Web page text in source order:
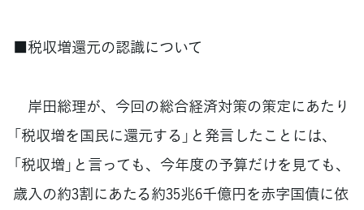
■税収増還元の認識について
岸田総理が、今回の総合経済対策の策定にあたり
「税収増を国民に還元する」と発言したことには、
「税収増」と言っても、今年度の予算だけを見ても、
歳入の約3割にあたる約35兆6千億円を赤字国債に依